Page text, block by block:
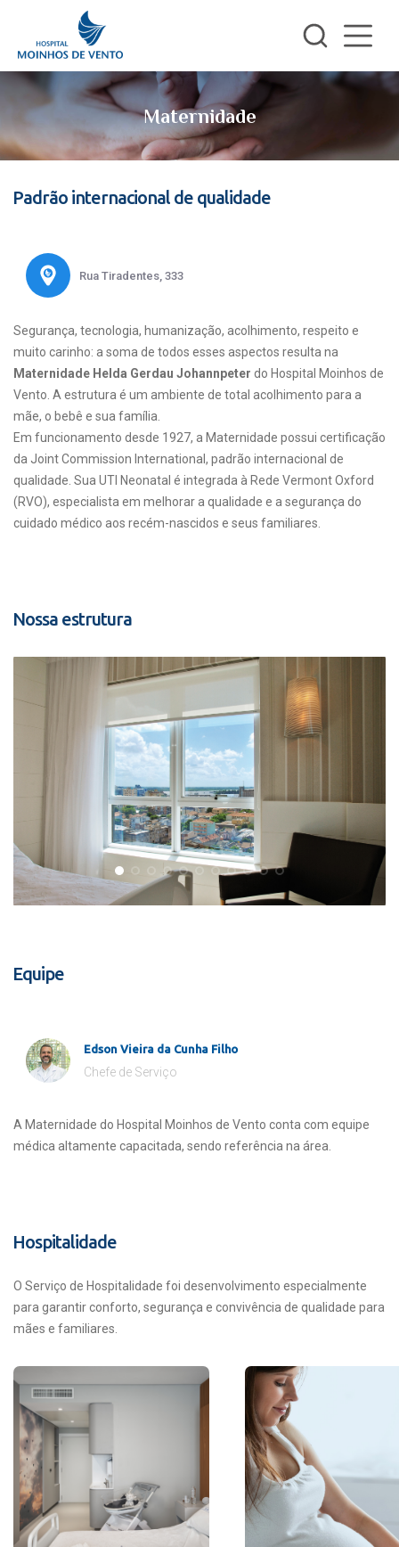
Maternidade
Padrão internacional de qualidade
Rua Tiradentes, 333
Segurança, tecnologia, humanização, acolhimento, respeito e
muito carinho: a soma de todos esses aspectos resulta na
Maternidade Helda Gerdau Johannpeter do Hospital Moinhos de
Vento. A estrutura é um ambiente de total acolhimento para a
mãe, o bebê e sua família.
Em funcionamento desde 1927, a Maternidade possui certificação
da Joint Commission International, padrão internacional de
qualidade. Sua UTI Neonatal é integrada à Rede Vermont Oxford
(RVO), especialista em melhorar a qualidade e a segurança do
cuidado médico aos recém-nascidos e seus familiares.
Nossa estrutura
Equipe
Edson Vieira da Cunha Filho
Chefe de Serviço
A Maternidade do Hospital Moinhos de Vento conta com equipe
médica altamente capacitada, sendo referência na área.
Hospitalidade
O Serviço de Hospitalidade foi desenvolvimento especialmente
para garantir conforto, segurança e convivência de qualidade para
mães e familiares.